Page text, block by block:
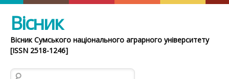
Вісник
Вісник Сумського національного аграрного університету
[ISSN 2518-1246]
Пошук: